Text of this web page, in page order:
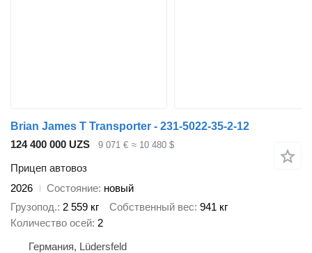
Brian James T Transporter - 231‐5022‐35‐2‐12
124 400 000 UZS
9 071 € ≈ 10 480 $
Прицеп автовоз
2026
Состояние новый
Грузопод. 2 559 кг Собственный вес 941 кг
Количество осей 2
Германия, Lüdersfeld